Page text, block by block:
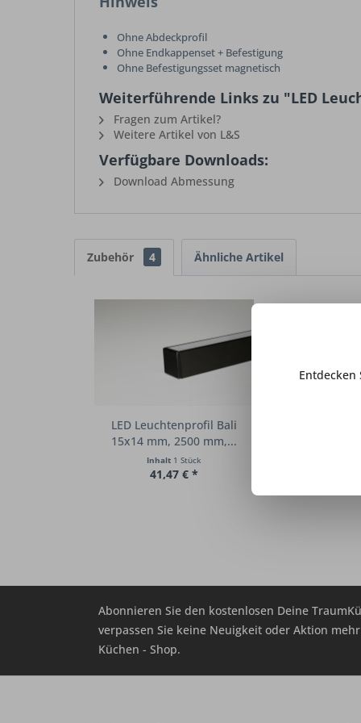
Ohne Abdeckprofil
Ohne Endkappenset + Befestigung
Ohne Befestigungsset magnetisch
Weiterführende Links zu "LED
Fragen zum Artikel?
Weitere Artikel von L&S
Verfügbare Downloads:
Download Abmessung
Zubehör 4 Ähnliche Artikel
LED Leuchtenprofil Bali
15x14 mm, 2500 mm,...
Inhalt 1 Stück
41,47 € *
Abonnieren Sie den kostenlosen Deine
verpassen Sie keine Neuigkeit oder Aktion
Küchen - Shop.
Entdecken